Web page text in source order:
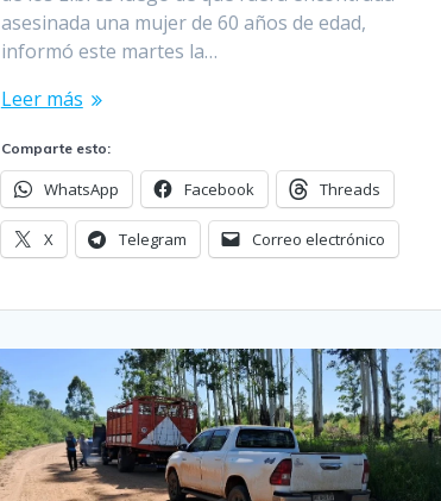
asesinada una mujer de 60 años de edad,
informó este martes la…
Leer más
Comparte esto:
WhatsApp Facebook Threads
X Telegram Correo electrónico